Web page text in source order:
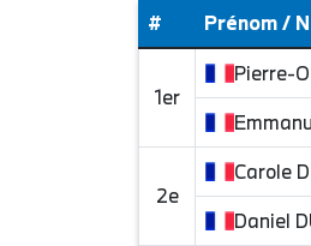
# Prénom /
1er
Pierre-
2e
Carole
Daniel